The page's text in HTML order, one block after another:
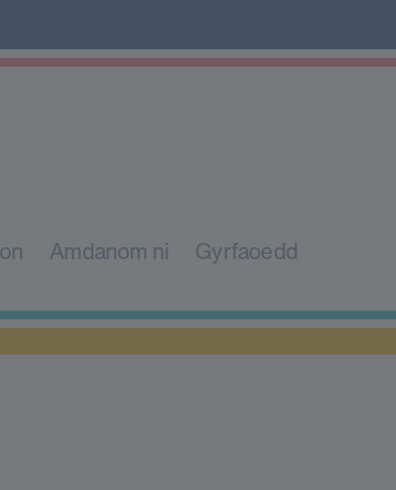
Amdanom ni Gyrfaoedd